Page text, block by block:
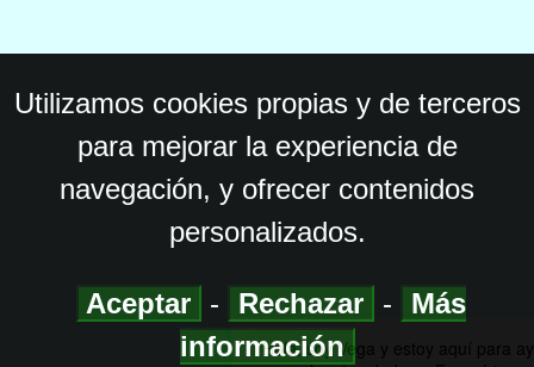
Utilizamos cookies propias y de terceros
para mejorar la experiencia de
navegación, y ofrecer contenidos
personalizados.
Aceptar - Rechazar -
Más
información